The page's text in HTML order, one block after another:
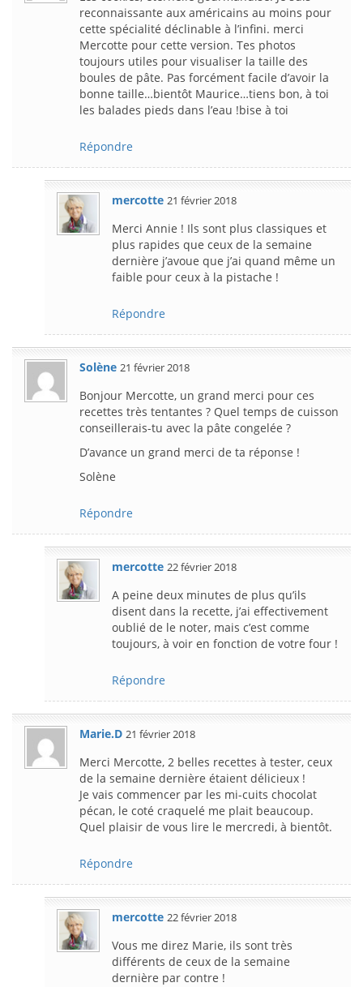
reconnaissante aux américains au moins pour
cette spécialité déclinable à l’infini. merci
Mercotte pour cette version. Tes photos
toujours utiles pour visualiser la taille des
boules de pâte. Pas forcément facile d’avoir la
bonne taille…bientôt Maurice…tiens bon, à toi
les balades pieds dans l’eau !bise à toi
Répondre
mercotte 21 février 2018
Merci Annie ! Ils sont plus classiques et
plus rapides que ceux de la semaine
dernière j’avoue que j’ai quand même un
faible pour ceux à la pistache !
Répondre
Solène 21 février 2018
Bonjour Mercotte, un grand merci pour ces
recettes très tentantes ? Quel temps de cuisson
conseillerais-tu avec la pâte congelée ?
D’avance un grand merci de ta réponse !
Solène
Répondre
mercotte 22 février 2018
A peine deux minutes de plus qu’ils
disent dans la recette, j’ai effectivement
oublié de le noter, mais c’est comme
toujours, à voir en fonction de votre four !
Répondre
Marie.D 21 février 2018
Merci Mercotte, 2 belles recettes à tester, ceux
de la semaine dernière étaient délicieux !
Je vais commencer par les mi-cuits chocolat
pécan, le coté craquelé me plait beaucoup.
Quel plaisir de vous lire le mercredi, à bientôt.
Répondre
mercotte 22 février 2018
Vous me direz Marie, ils sont très
différents de ceux de la semaine
dernière par contre !